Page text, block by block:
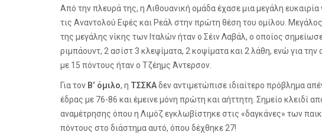
Από την πλευρά της, η Λιθουανική ομάδα έχασε μια μεγάλη ευκαιρία
τις Αναντολού Εφές και Ρεάλ στην πρώτη θέση του ομίλου.
της μεγάλης νίκης των Ιταλών ήταν ο Σέιν Λαβάλ, ο οποίος
ριμπάουντ, 2 ασίστ 3 κλεψίματα, 2 κοψίματα και 2 λάθη, ενώ για
με 15 πόντους ήταν ο Τζέημς Άντερσον.
Για τον Β’ όμιλο, η ΤΣΣΚΑδεν αντιμετώπισε ιδιαίτερο πρόβλημα
έδρας με 76-86 και έμεινε μόνη πρώτη και αήττητη. Σημείο κλειδί
αναμέτρησης όπου η Λιμόζ εγκλωβίστηκε στις «δαγκάνες» των
πόντους στο διάστημα αυτό, όπου δέχθηκε 27!